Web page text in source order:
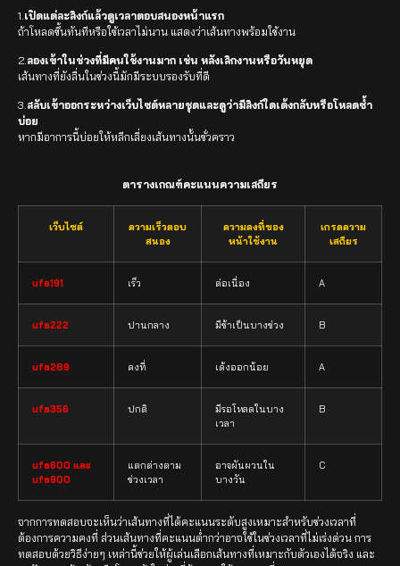
1. เปิดแต่ละลิงก์แล้วดูเวลาตอบสนองหน้าแรก
ถ้าโหลดขึ้นทันทีหรือใช้เวลาไม่นาน แสดงว่าเส้นทางพร้อมใช้งาน
2.ลองเข้าในช่วงที่มีคนใช้งานมาก เช่น หลังเลิกงานหรือวันหยุด
เส้นทางที่ยังลื่นในช่วงนี้มักมีระบบรองรับที่ดี
3.สลับเข้าออกระหว่างเว็บไซต์หลายชุดและดูว่ามีลิงก์ใดเด้งกลับหรือโหลดซ้ำ
บ่อย
หากมีอาการนี้บ่อยให้หลีกเลี่ยงเส้นทางนั้นชั่วคราว
ตารางเกณฑ์คะแนนความเสถียร
เว็บไซต์
ความเร็วตอบ
สนอง
ความคงที่ของ
หน้าใช้งาน
เกรดความ
เสถียร
ufa191 เร็ว ต่อเนื่อง A
ufa222 ปานกลาง มีช้าเป็นบางช่วง B
ufa289 คงที่ เด้งออกน้อย A
ufa356 ปกติ
มีรอโหลดในบาง
เวลา
B
ufa600 และ
ufa900
แตกต่างตาม
ช่วงเวลา
อาจผันผวนใน
บางวัน
C
จากการทดสอบจะเห็นว่าเส้นทางที่ได้คะแนนระดับสูงเหมาะสำหรับช่วงเวลาที่
ต้องการความคงที่ ส่วนเส้นทางที่คะแนนต่ำกว่าอาจใช้ในช่วงเวลาที่ไม่เร่งด่วน การ
ทดสอบด้วยวิธีง่ายๆ เหล่านี้ช่วยให้ผู้เล่นเลือกเส้นทางที่เหมาะกับตัวเองได้จริง และ